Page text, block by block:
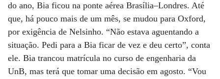
do ano, Bia ficou na ponte aérea Brasília–Londres. Até
que, há pouco mais de um mês, se mudou para Oxford,
por exigência de Nelsinho. “Não estava aguentando a
situação. Pedi para a Bia ficar de vez e deu certo”, conta
ele. Bia trancou matrícula no curso de engenharia da
UnB, mas terá que tomar uma decisão em agosto. “Vou